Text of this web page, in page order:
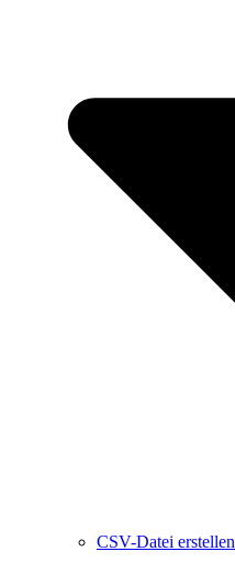
CSV-Datei erstellen